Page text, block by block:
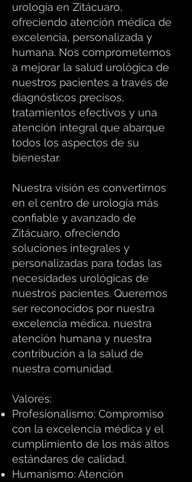
urología en Zitácuaro,
ofreciendo atención médica de
excelencia, personalizada y
humana. Nos comprometemos
a mejorar la salud urológica de
nuestros pacientes a través de
diagnósticos precisos,
tratamientos efectivos y una
atención integral que abarque
todos los aspectos de su
bienestar.
Nuestra visión es convertirnos
en el centro de urología más
confiable y avanzado de
Zitácuaro, ofreciendo
soluciones integrales y
personalizadas para todas las
necesidades urológicas de
nuestros pacientes. Queremos
ser reconocidos por nuestra
excelencia médica, nuestra
atención humana y nuestra
contribución a la salud de
nuestra comunidad.
Valores:
Profesionalismo: Compromiso
con la excelencia médica y el
cumplimiento de los más altos
estándares de calidad.
Humanismo: Atención